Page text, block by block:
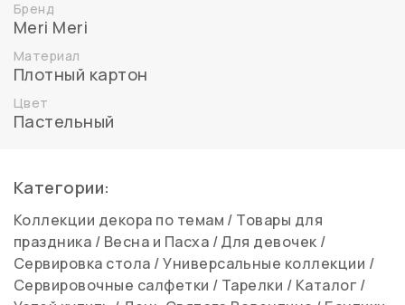
Бренд
Meri Meri
Материал
Плотный картон
Цвет
Пастельный
Категории:
Коллекции декора по темам / Товары для
праздника / Весна и Пасха /Для девочек /
Сервировка стола /Универсальные коллекции /
Сервировочные салфетки / Тарелки / Каталог /